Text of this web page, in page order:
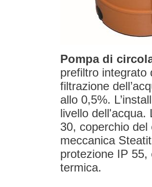
Pompa di
prefiltro integrato
filtrazione
allo 0,5%.
livello dell'acqua.
30, coperchio
meccanica
protezione IP 55,
termica.